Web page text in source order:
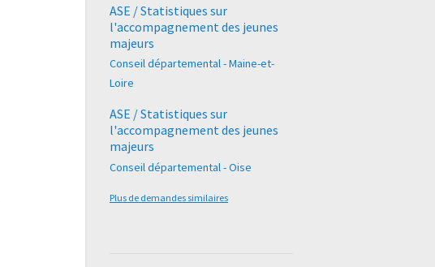
ASE / Statistiques sur
l'accompagnement des jeunes
majeurs
Conseil départemental - Maine-et-
Loire
ASE / Statistiques sur
l'accompagnement des jeunes
majeurs
Conseil départemental - Oise
Plus de demandes similaires